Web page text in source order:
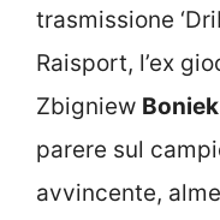
trasmissione
Raisport, l’ex
Zbigniew Boniek
parere sul
avvincente,